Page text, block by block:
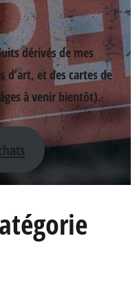
dérivés de mes
d’art, et des cartes de
à venir bientôt).